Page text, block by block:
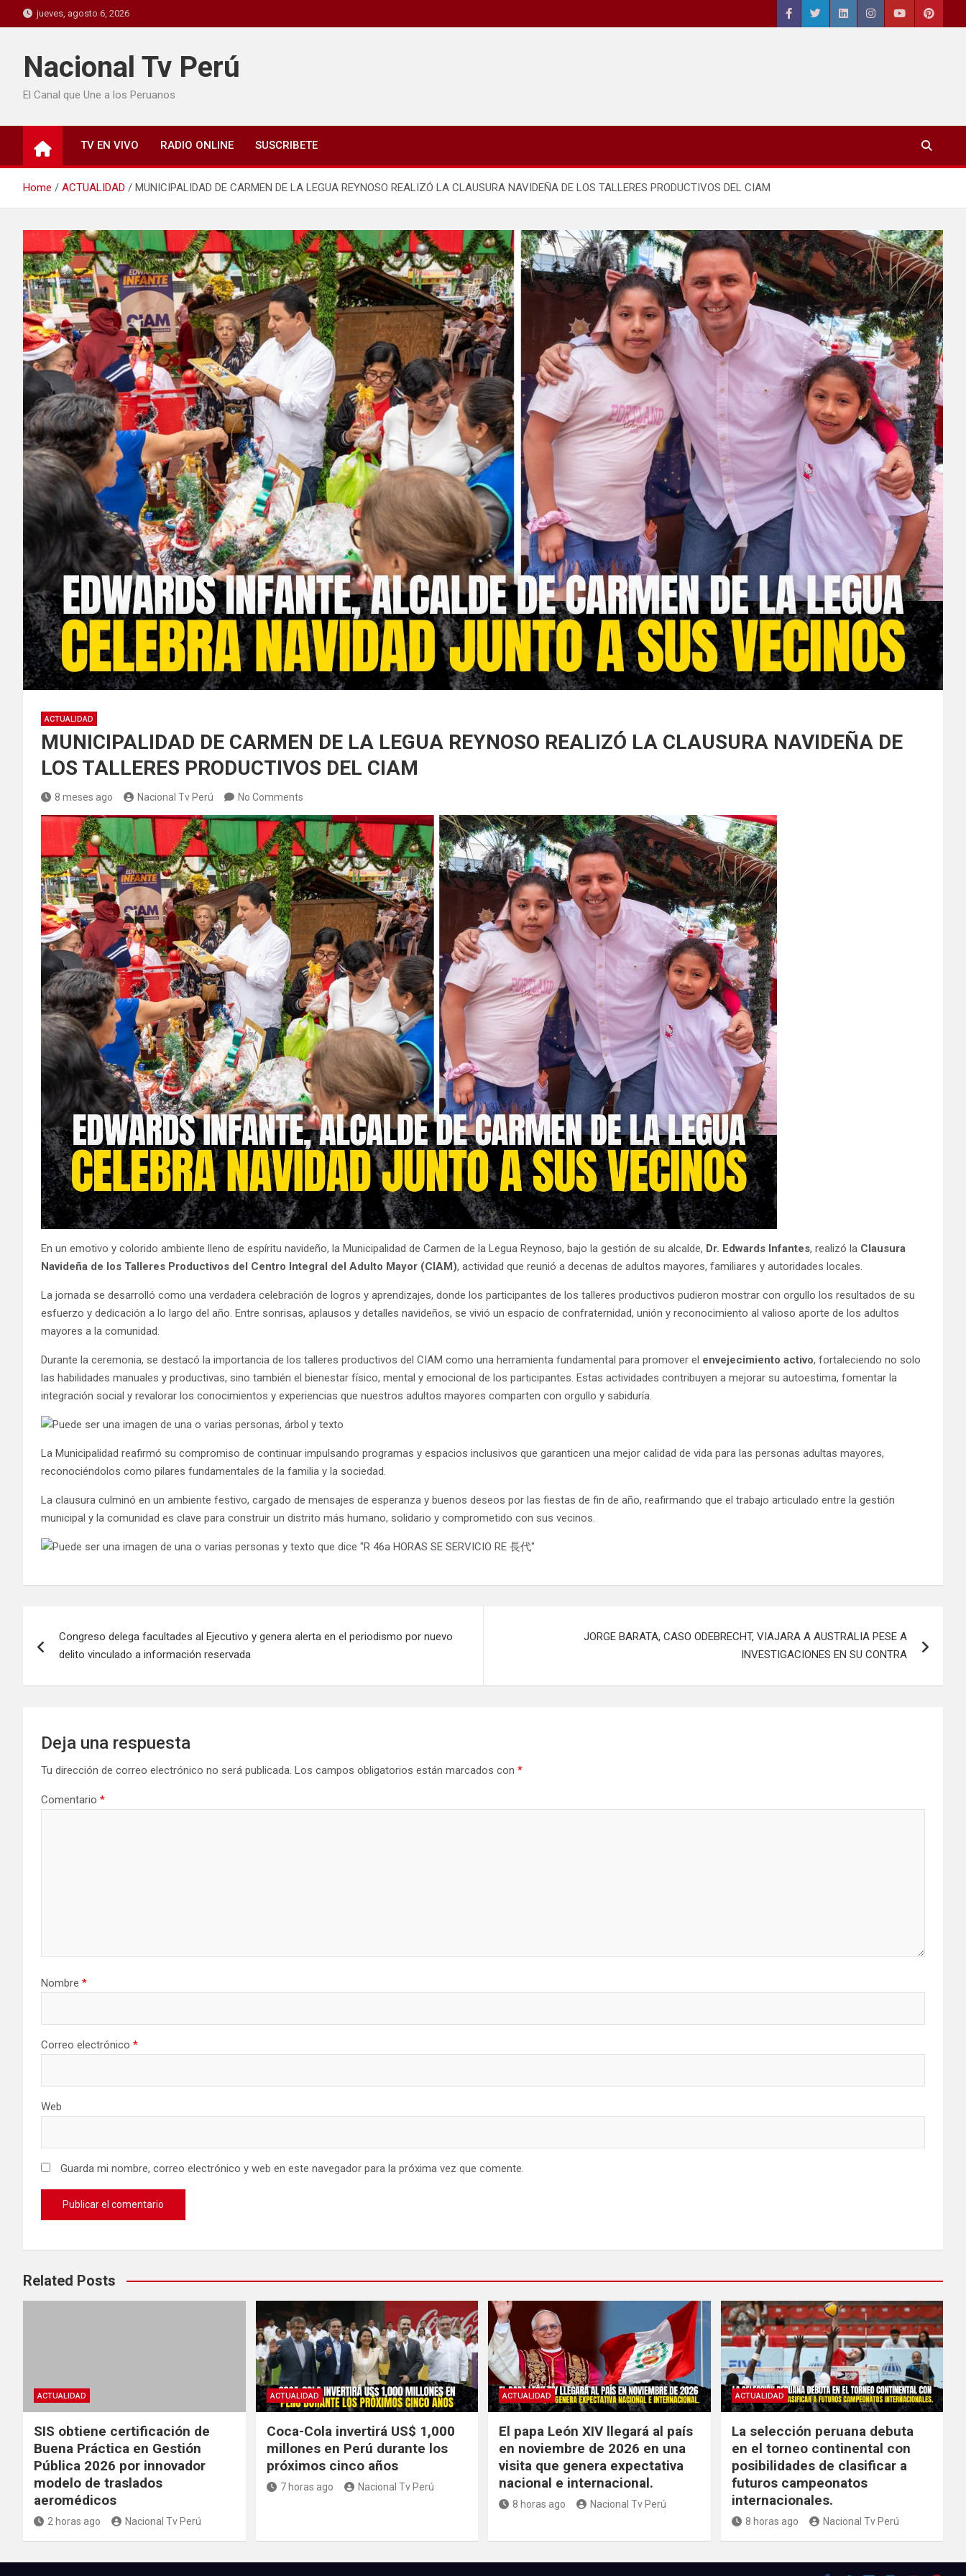
jueves, agosto 6, 2026
Nacional Tv Perú
El Canal que Une a los Peruanos
TV EN VIVO RADIO ONLINE SUSCRIBETE
Home ACTUALIDAD MUNICIPALIDAD DE CARMEN DE LA LEGUA REYNOSO REALIZÓ LA CLAUSURA NAVIDEÑA DE LOS TALLERES PRODUCTIVOS DEL CIAM
ACTUALIDAD
MUNICIPALIDAD DE CARMEN DE LA LEGUA REYNOSO REALIZÓ LA CLAUSURA NAVIDEÑA DE
LOS TALLERES PRODUCTIVOS DEL CIAM
8 meses ago Nacional Tv Perú No Comments
En un emotivo y colorido ambiente lleno de espíritu navideño, la Municipalidad de Carmen de la Legua Reynoso, bajo la gestión de su alcalde, Dr. Edwards Infantes, realizó la Clausura
Navideña de los Talleres Productivos del Centro Integral del Adulto Mayor (CIAM), actividad que reunió a decenas de adultos mayores, familiares y autoridades locales.
La jornada se desarrolló como una verdadera celebración de logros y aprendizajes, donde los participantes de los talleres productivos pudieron mostrar con orgullo los resultados de su
esfuerzo y dedicación a lo largo del año. Entre sonrisas, aplausos y detalles navideños, se vivió un espacio de confraternidad, unión y reconocimiento al valioso aporte de los adultos
mayores a la comunidad.
Durante la ceremonia, se destacó la importancia de los talleres productivos del CIAM como una herramienta fundamental para promover el envejecimiento activo, fortaleciendo no solo
las habilidades manuales y productivas, sino también el bienestar físico, mental y emocional de los participantes. Estas actividades contribuyen a mejorar su autoestima, fomentar la
integración social y revalorar los conocimientos y experiencias que nuestros adultos mayores comparten con orgullo y sabiduría.
La Municipalidad reafirmó su compromiso de continuar impulsando programas y espacios inclusivos que garanticen una mejor calidad de vida para las personas adultas mayores,
reconociéndolos como pilares fundamentales de la familia y la sociedad.
La clausura culminó en un ambiente festivo, cargado de mensajes de esperanza y buenos deseos por las fiestas de fin de año, reafirmando que el trabajo articulado entre la gestión
municipal y la comunidad es clave para construir un distrito más humano, solidario y comprometido con sus vecinos.
Congreso delega facultades al Ejecutivo y genera alerta en el periodismo por nuevo
delito vinculado a información reservada
JORGE BARATA, CASO ODEBRECHT, VIAJARA A AUSTRALIA PESE A
INVESTIGACIONES EN SU CONTRA
Deja una respuesta
Tu dirección de correo electrónico no será publicada. Los campos obligatorios están marcados con *
Comentario *
Nombre *
Correo electrónico *
Web
Guarda mi nombre, correo electrónico y web en este navegador para la próxima vez que comente.
Related Posts
ACTUALIDAD
SIS obtiene certificación de
Buena Práctica en Gestión
Pública 2026 por innovador
modelo de traslados
aeromédicos
2 horas ago Nacional Tv Perú
ACTUALIDAD
Coca-Cola invertirá US$ 1,000
millones en Perú durante los
próximos cinco años
7 horas ago Nacional Tv Perú
ACTUALIDAD
El papa León XIV llegará al país
en noviembre de 2026 en una
visita que genera expectativa
nacional e internacional.
8 horas ago Nacional Tv Perú
ACTUALIDAD
La selección peruana debuta
en el torneo continental con
posibilidades de clasificar a
futuros campeonatos
internacionales.
8 horas ago Nacional Tv Perú